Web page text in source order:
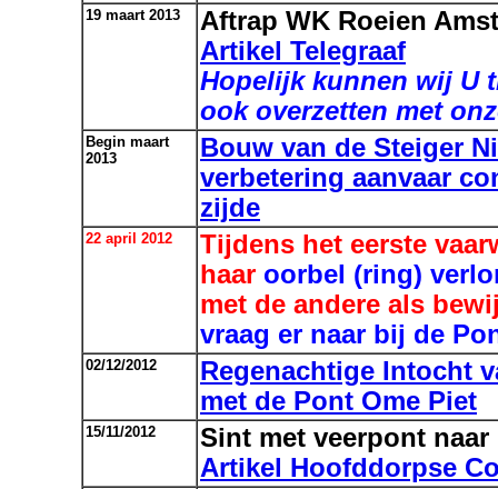
19 maart 2013
Aftrap WK Roeien
Artikel Telegraaf
Hopelijk kunnen wij U
ook overzetten met
Begin maart
2013
Bouw van de Steiger
verbetering aanvaar
zijde
22 april 2012
Tijdens het eerste
haar oorbel (ring)
met de andere als
vraag er naar bij de
02/12/2012
Regenachtige Intocht
met de Pont Ome Piet
15/11/2012
Sint met veerpont naar
Artikel Hoofddorpse